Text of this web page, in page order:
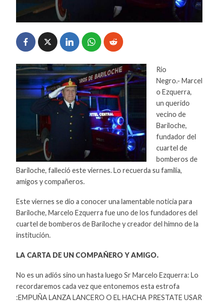
Rio
Negro.- Marcel
o Ezquerra,
un querido
vecino de
Bariloche,
fundador del
cuartel de
bomberos de
Bariloche, falleció este viernes. Lo recuerda su familia,
amigos y compañeros.
Este viernes se dio a conocer una lamentable noticia para
Bariloche, Marcelo Ezquerra fue uno de los fundadores del
cuartel de bomberos de Bariloche y creador del himno de la
institución.
LA CARTA DE UN COMPAÑERO Y AMIGO.
No es un adiós sino un hasta luego Sr Marcelo Ezquerra: Lo
recordaremos cada vez que entonemos esta estrofa
:EMPUÑA LANZA LANCERO O EL HACHA PRESTATE USAR